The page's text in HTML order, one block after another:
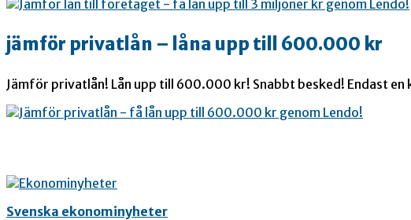
jämför privatlån – låna upp till 600.000 kr
Jämför privatlån! Lån upp till 600.000 kr! Snabbt besked! Endast
Svenska ekonominyheter